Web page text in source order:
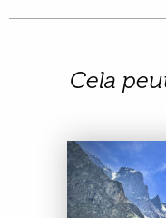
Cela